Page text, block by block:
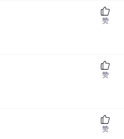
赞
赞
赞